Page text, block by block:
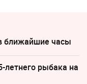
ближайшие часы
летнего рыбака на